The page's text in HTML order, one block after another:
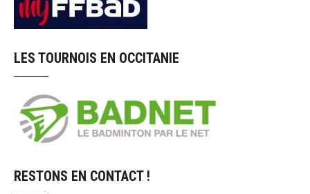
LES TOURNOIS EN OCCITANIE
RESTONS EN CONTACT !